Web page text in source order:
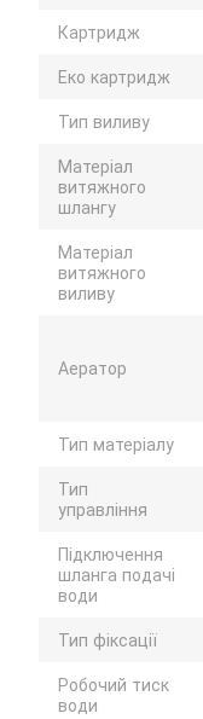
Картридж
Еко картридж
Тип виливу
Матеріал
витяжного
шлангу
Матеріал
витяжного
виливу
Аератор
Тип матеріалу
Тип
управління
Підключення
шланга подачі
води
Тип фіксації
Робочий тиск
води